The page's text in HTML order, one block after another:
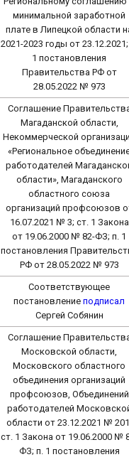
минимальной заработной
плате в Липецкой области
2021-2023 годы от
1 постановления
Правительства РФ от
28.05.2022 № 973
Соглашение
Магаданской области,
Некоммерческой
«Региональное
работодателей
области», Магаданского
областного союза
организаций профсоюзов
16.07.2021 № 3; ст. 1 Закона
от 19.06.2000 № 82-ФЗ; п. 1
постановления
РФ от 28.05.2022 № 973
Соответствующее
постановление подписал
Сергей Собянин
Соглашение
Московской области,
Московского областного
объединения организаций
профсоюзов, Объединений
работодателей
области от 23.12.2021 №
ст. 1 Закона от 19.06.2000 №
ФЗ; п. 1 постановления